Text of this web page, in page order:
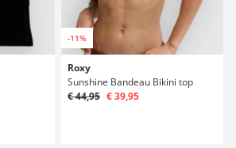
-11%
Roxy
Sunshine Bandeau Bikini top
€ 44,95 € 39,95